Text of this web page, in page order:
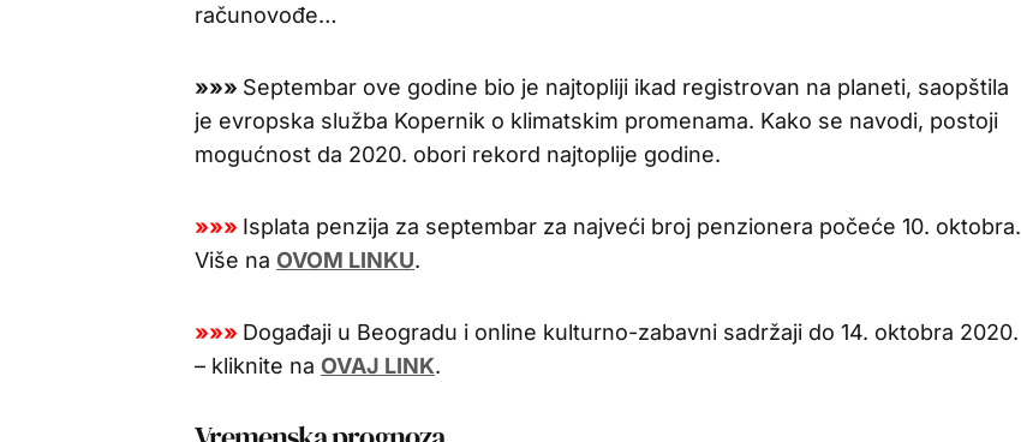
računovođe…
»»» Septembar ove godine bio je najtopliji ikad registrovan na planeti, saopštila
je evropska služba Kopernik o klimatskim promenama. Kako se navodi, postoji
mogućnost da 2020. obori rekord najtoplije godine.
»»» Isplata penzija za septembar za najveći broj penzionera počeće 10. oktobra.
Više na OVOM LINKU.
»»» Događaji u Beogradu i online kulturno-zabavni sadržaji do 14. oktobra 2020.
– kliknite na OVAJ LINK.